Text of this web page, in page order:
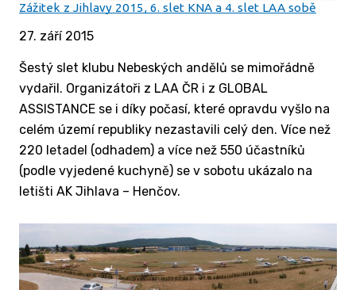
Zážitek z Jihlavy 2015, 6. slet KNA a 4. slet LAA sobě
27. září 2015
Šestý slet klubu Nebeských andělů se mimořádně
vydařil. Organizátoři z LAA ČR i z GLOBAL
ASSISTANCE se i díky počasí, které opravdu vyšlo na
celém území republiky nezastavili celý den. Více než
220 letadel (odhadem) a více než 550 účastníků
(podle vyjedené kuchyně) se v sobotu ukázalo na
letišti AK Jihlava – Henčov.